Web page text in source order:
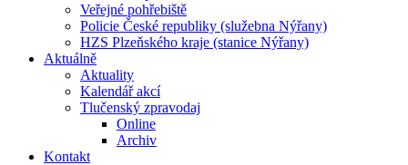
Veřejné pohřebiště
Policie České republiky (služebna Nýřany)
HZS Plzeňského kraje (stanice Nýřany)
Aktuálně
Aktuality
Kalendář akcí
Tlučenský zpravodaj
Online
Archiv
Kontakt